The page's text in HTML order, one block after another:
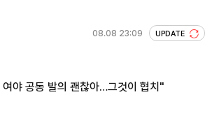
08.08 23:09 UPDATE
야 공동 발의 괜찮아…그것이 협치"